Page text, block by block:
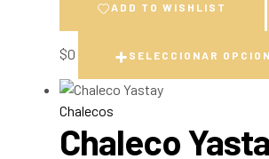
ADD TO WISHLIST
$0 SELECCIONAR
Chalecos
Chaleco